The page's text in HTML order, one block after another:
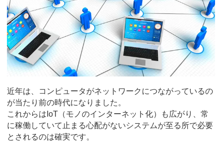
近年は、コンピュータがネットワークにつながっているの
が当たり前の時代になりました。
これからはIoT（モノのインターネット化）も広がり、常
に稼働していて止まる心配がないシステムが至る所で必要
とされるのは確実です。